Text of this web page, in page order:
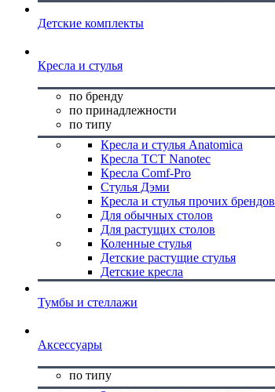
Детские комплекты
Кресла и стулья
по бренду
по принадлежности
по типу
Кресла и стулья Anatomica
Кресла TCT Nanotec
Кресла Comf-Pro
Стулья Дэми
Кресла и стулья прочих брендов
Для обычных столов
Для растущих столов
Коленные стулья
Детские растущие стулья
Детские кресла
Тумбы и стеллажи
Аксессуары
по типу